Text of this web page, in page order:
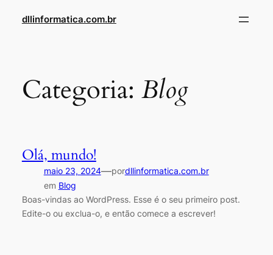
dllinformatica.com.br
Categoria: Blog
Olá, mundo!
maio 23, 2024—pordllinformatica.com.br
em Blog
Boas-vindas ao WordPress. Esse é o seu primeiro post.
Edite-o ou exclua-o, e então comece a escrever!